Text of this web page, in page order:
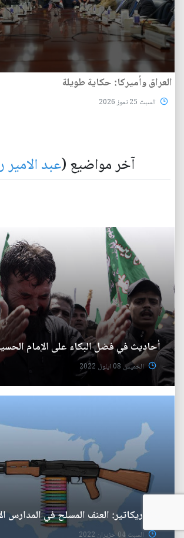
العراق وأميركا: حكاية طويلة
السبت 25 تموز 2026
آخر مواضيع (عبد
أحاديث في فضل البكاء على الإمام
الخميس 08 ايلول 2022
بالكاريكاتير: العنف المسلح في المدارس
السبت 04 حزيران 2022